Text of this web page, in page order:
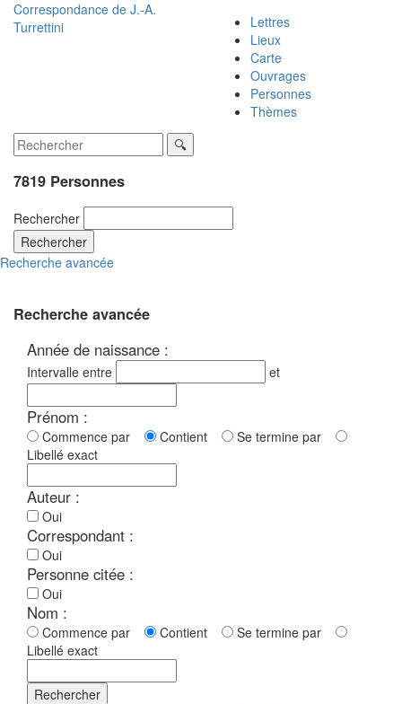
Correspondance de J.-A.
Turrettini
Lettres
Lieux
Carte
Ouvrages
Personnes
Thèmes
7819 Personnes
Rechercher
Rechercher
Recherche avancée
Recherche avancée
Année de naissance :
Intervalle entre et
Prénom :
Commence par Contient
Se termine par
Libellé exact
Auteur :
Oui
Correspondant :
Oui
Personne citée :
Oui
Nom :
Commence par Contient
Se termine par
Libellé exact
Rechercher